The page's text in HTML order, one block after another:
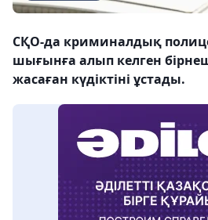
СҚО-да криминалдық
шығынға алып келген
жасаған күдіктіні ұстады.